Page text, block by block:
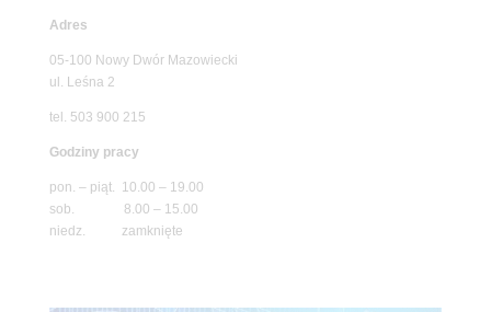
Adres
05-100 Nowy Dwór Mazowiecki
ul. Leśna 2
tel. 503 900 215
Godziny pracy
pon. – piąt. 10.00 – 19.00
sob. 8.00 – 15.00
niedz. zamknięte